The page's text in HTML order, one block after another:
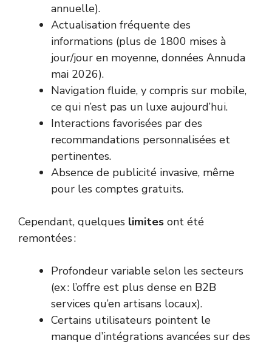
annuelle).
Actualisation fréquente des
informations (plus de 1800 mises à
jour/jour en moyenne, données Annuda
mai 2026).
Navigation fluide, y compris sur mobile,
ce qui n’est pas un luxe aujourd’hui.
Interactions favorisées par des
recommandations personnalisées et
pertinentes.
Absence de publicité invasive, même
pour les comptes gratuits.
Cependant, quelques limites ont été
remontées :
Profondeur variable selon les secteurs
(ex : l’offre est plus dense en B2B
services qu’en artisans locaux).
Certains utilisateurs pointent le
manque d’intégrations avancées sur des